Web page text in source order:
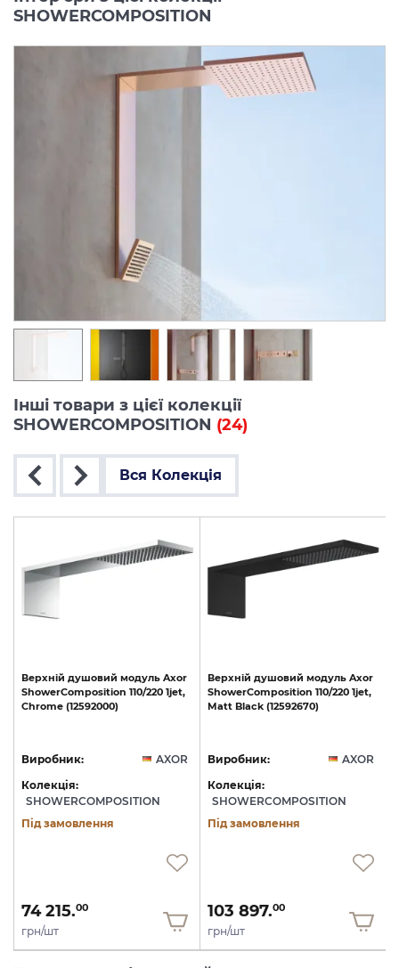
SHOWERCOMPOSITION
Інші товари з цієї колекції
SHOWERCOMPOSITION (24)
Вся Колекція
Верхній душовий модуль Axor
ShowerComposition 110/220 1jet,
Chrome (12592000)
Виробник:
AXOR
Колекція:
SHOWERCOMPOSITION
Під замовлення
74 215.00
грн/шт
Верхній душовий модуль Axor
ShowerComposition 110/220 1jet,
Matt Black (12592670)
Виробник:
AXOR
Колекція:
SHOWERCOMPOSITION
Під замовлення
103 897.00
грн/шт